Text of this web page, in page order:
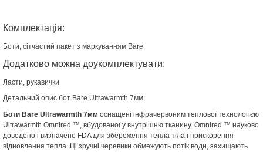
Комплектація:
Боти, сітчастий пакет з маркуванням Bare
Додатково можна доукомплектувати:
Ласти, рукавички
Детальний опис бот Bare Ultrawarmth 7мм:
Боти Bare Ultrawarmth 7мм оснащені інфрачервоним теплової технологією
Ultrawarmth Omnired ™, вбудованої у внутрішню тканину. Omnired ™ науково
доведено і визначено FDA для збереження тепла тіла і прискорення
відновлення тепла. Ці зручні черевики обмежують потік води, захищають